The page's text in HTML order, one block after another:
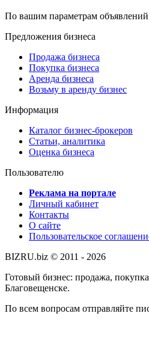
По вашим параметрам
Предложения бизнеса
Продажа бизнеса
Покупка бизнеса
Аренда бизнеса
Возьму в аренду бизнес
Информация
Каталог бизнес-брокеров
Статьи, аналитика
Оценка бизнеса
Пользователю
Реклама на портале
Личный кабинет
Контакты
О сайте
Пользовательское
BIZRU.biz © 2011 - 2026
Готовый бизнес: продажа,
Благовещенске.
По всем вопросам отправляйте